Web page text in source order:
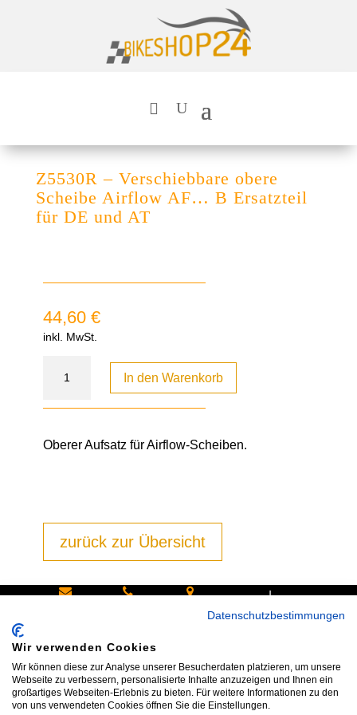
Z5530R – Verschiebbare obere
Scheibe Airflow AF… B Ersatzteil
für DE und AT
44,60 €
inkl. MwSt.
In den Warenkorb
Oberer Aufsatz für Airflow-Scheiben.
zurück zur Übersicht
info@bike
shop24.n
et
an:
Tel.+49
172 40 59
85540
Haar bei
|
Datenschutzbestimmungen
Wir verwenden Cookies
Wir können diese zur Analyse unserer Besucherdaten platzieren, um unsere
Webseite zu verbessern, personalisierte Inhalte anzuzeigen und Ihnen ein
großartiges Webseiten-Erlebnis zu bieten. Für weitere Informationen zu den
von uns verwendeten Cookies öffnen Sie die Einstellungen.